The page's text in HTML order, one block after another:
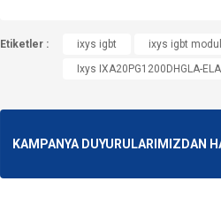
Görüş ve önerileriniz için teşekkür
Ürün bilgilerinde hatalar bulunuyor.
Etiketler : ixys igbt ixys igbt
Ixys IXA20PG1200DHGLA-
KAMPANYA DUYURULARIMIZDAN